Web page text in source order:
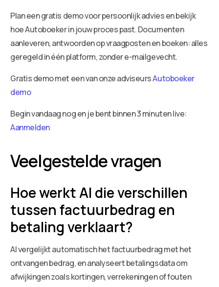
Plan een gratis demo voor persoonlijk advies en bekijk
hoe Autoboeker in jouw proces past. Documenten
aanleveren, antwoorden op vraagposten en boeken: alles
geregeld in één platform, zonder e-mailgevecht.
Gratis demo met een van onze adviseursAutoboeker
demo
Begin vandaag nog en je bent binnen 3 minuten live:
Aanmelden
Veelgestelde vragen
Hoe werkt AI die verschillen
tussen factuurbedrag en
betaling verklaart?
AI vergelijkt automatisch het factuurbedrag met het
ontvangen bedrag, en analyseert betalingsdata om
afwijkingen zoals kortingen, verrekeningen of fouten